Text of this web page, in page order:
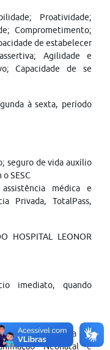
Proatividade;
Comprometimento;
de estabelecer
Agilidade e
Capacidade de se
à sexta, período
seguro de vida auxílio
SESC
médica e
Privada, TotalPass,
HOSPITAL LEONOR
imediato, quando
Avançado a Vida em
Neonatal e